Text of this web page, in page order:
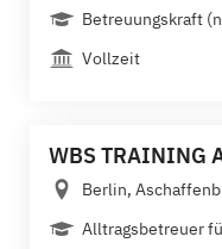
Betreuungskraft
Vollzeit
WBS TRAINING
Berlin,
Alltragsbetreuer